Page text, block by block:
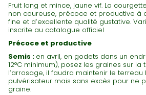
Fruit long et mince, jaune vif. La
non coureuse, précoce et productive à
fine et d’excellente qualité gustative.
inscrite au catalogue officiel
Précoce et productive
Semis : en avril, en godets dans un
12°C minimum), posez les graines sur la
l’arrosage, il faudra maintenir le
pulvérisateur mais sans excès pour ne
graine.